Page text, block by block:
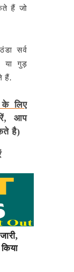
हैं जो
सर्व
या गुड़
हैं.
लिए
आप
है)